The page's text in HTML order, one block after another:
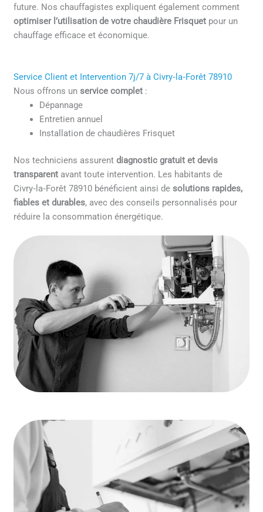
future. Nos chauffagistes expliquent également comment
optimiser l’utilisation de votre chaudière Frisquet pour un
chauffage efficace et économique.
Service Client et Intervention 7j/7 à Civry‑la‑Forêt 78910
Nous offrons unservice complet :
Dépannage
Entretien annuel
Installation de chaudières Frisquet
Nos techniciens assurentdiagnostic gratuit et devis
transparent avant toute intervention. Les habitants de
Civry‑la‑Forêt 78910 bénéficient ainsi desolutions rapides,
fiables et durables, avec des conseils personnalisés pour
réduire la consommation énergétique.